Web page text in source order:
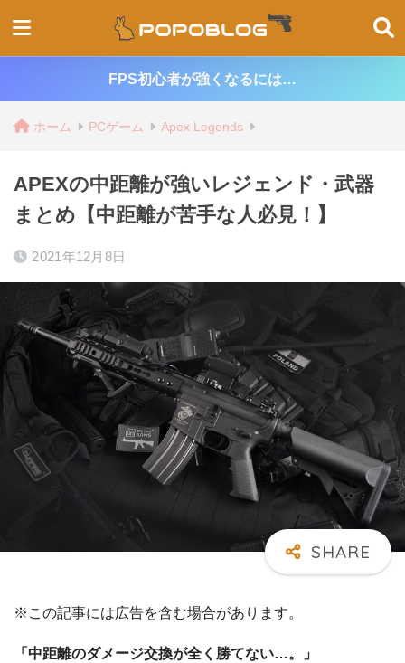
FPS初心者が強くなるには…
ホーム PCゲーム Apex Legends
APEXの中距離が強いレジェンド・武器
まとめ【中距離が苦手な人必見！】
2021年12月8日
※この記事には広告を含む場合があります。
「中距離のダメージ交換が全く勝てない…。」